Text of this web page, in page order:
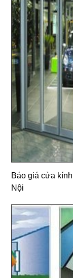
Báo giá cửa
Nội